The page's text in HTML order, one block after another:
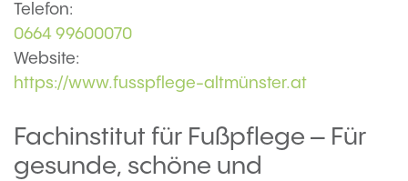
Telefon:
0664 99600070
Website:
https://www.fusspflege-altmünster.at
Fachinstitut für Fußpflege – Für
gesunde, schöne und